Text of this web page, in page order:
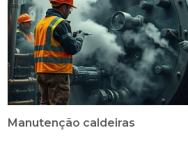
Manutenção caldeiras